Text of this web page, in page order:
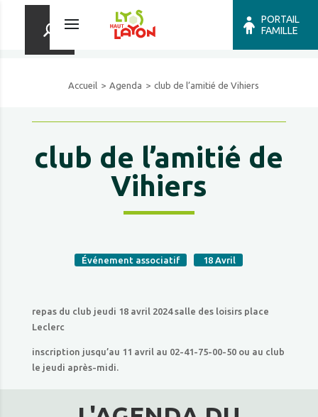
PORTAIL
FAMILLE
Accueil Agenda club de l’amitié de Vihiers
club de l’amitié de
Vihiers
Événement associatif 18 Avril
repas du club jeudi 18 avril 2024 salle des loisirs place
Leclerc
inscription jusqu’au 11 avril au 02-41-75-00-50 ou au club
le jeudi après-midi.